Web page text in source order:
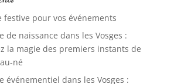
festive pour vos événements
de naissance dans les Vosges :
la magie des premiers instants de
né
événementiel dans les Vosges :